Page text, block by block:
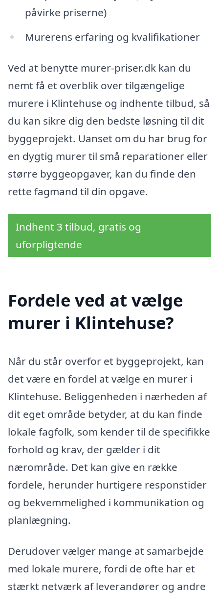
påvirke priserne)
Murerens erfaring og kvalifikationer
Ved at benytte murer-priser.dk kan du
nemt få et overblik over tilgængelige
murere i Klintehuse og indhente tilbud, så
du kan sikre dig den bedste løsning til dit
byggeprojekt. Uanset om du har brug for
en dygtig murer til små reparationer eller
større byggeopgaver, kan du finde den
rette fagmand til din opgave.
Indhent 3 tilbud, gratis og
uforpligtende
Fordele ved at vælge
murer i Klintehuse?
Når du står overfor et byggeprojekt, kan
det være en fordel at vælge en murer i
Klintehuse. Beliggenheden i nærheden af
dit eget område betyder, at du kan finde
lokale fagfolk, som kender til de specifikke
forhold og krav, der gælder i dit
nærområde. Det kan give en række
fordele, herunder hurtigere responstider
og bekvemmelighed i kommunikation og
planlægning.
Derudover vælger mange at samarbejde
med lokale murere, fordi de ofte har et
stærkt netværk af leverandører og andre